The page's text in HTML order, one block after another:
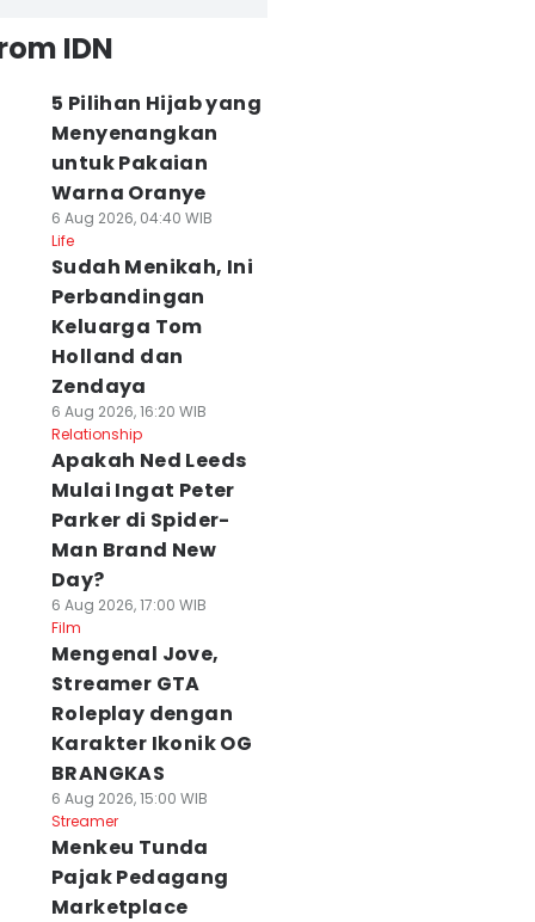
IDN
5 Pilihan Hijab yang
Menyenangkan
untuk Pakaian
Warna Oranye
6 Aug 2026, 04:40 WIB
Life
Sudah Menikah, Ini
Perbandingan
Keluarga Tom
Holland dan
Zendaya
6 Aug 2026, 16:20 WIB
Relationship
Apakah Ned Leeds
Mulai Ingat Peter
Parker di Spider-
Man Brand New
Day?
6 Aug 2026, 17:00 WIB
Film
Mengenal Jove,
Streamer GTA
Roleplay dengan
Karakter Ikonik OG
BRANGKAS
6 Aug 2026, 15:00 WIB
Streamer
Menkeu Tunda
Pajak Pedagang
Marketplace